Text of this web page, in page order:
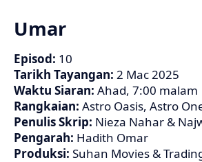
Umar
Episod: 10
Tarikh Tayangan: 2 Mac 2025
Waktu Siaran: Ahad, 7:00 malam
Rangkaian: Astro Oasis, Astro
Penulis Skrip: Nieza Nahar &
Pengarah: Hadith Omar
Produksi: Suhan Movies &